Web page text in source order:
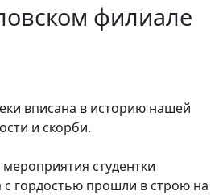
филиале
вписана в историю нашей
и скорби.
студентки
с гордостью прошли в строю на